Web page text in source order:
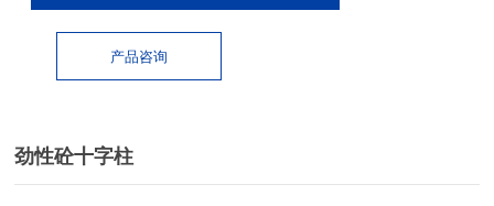
产品咨询
劲性砼十字柱